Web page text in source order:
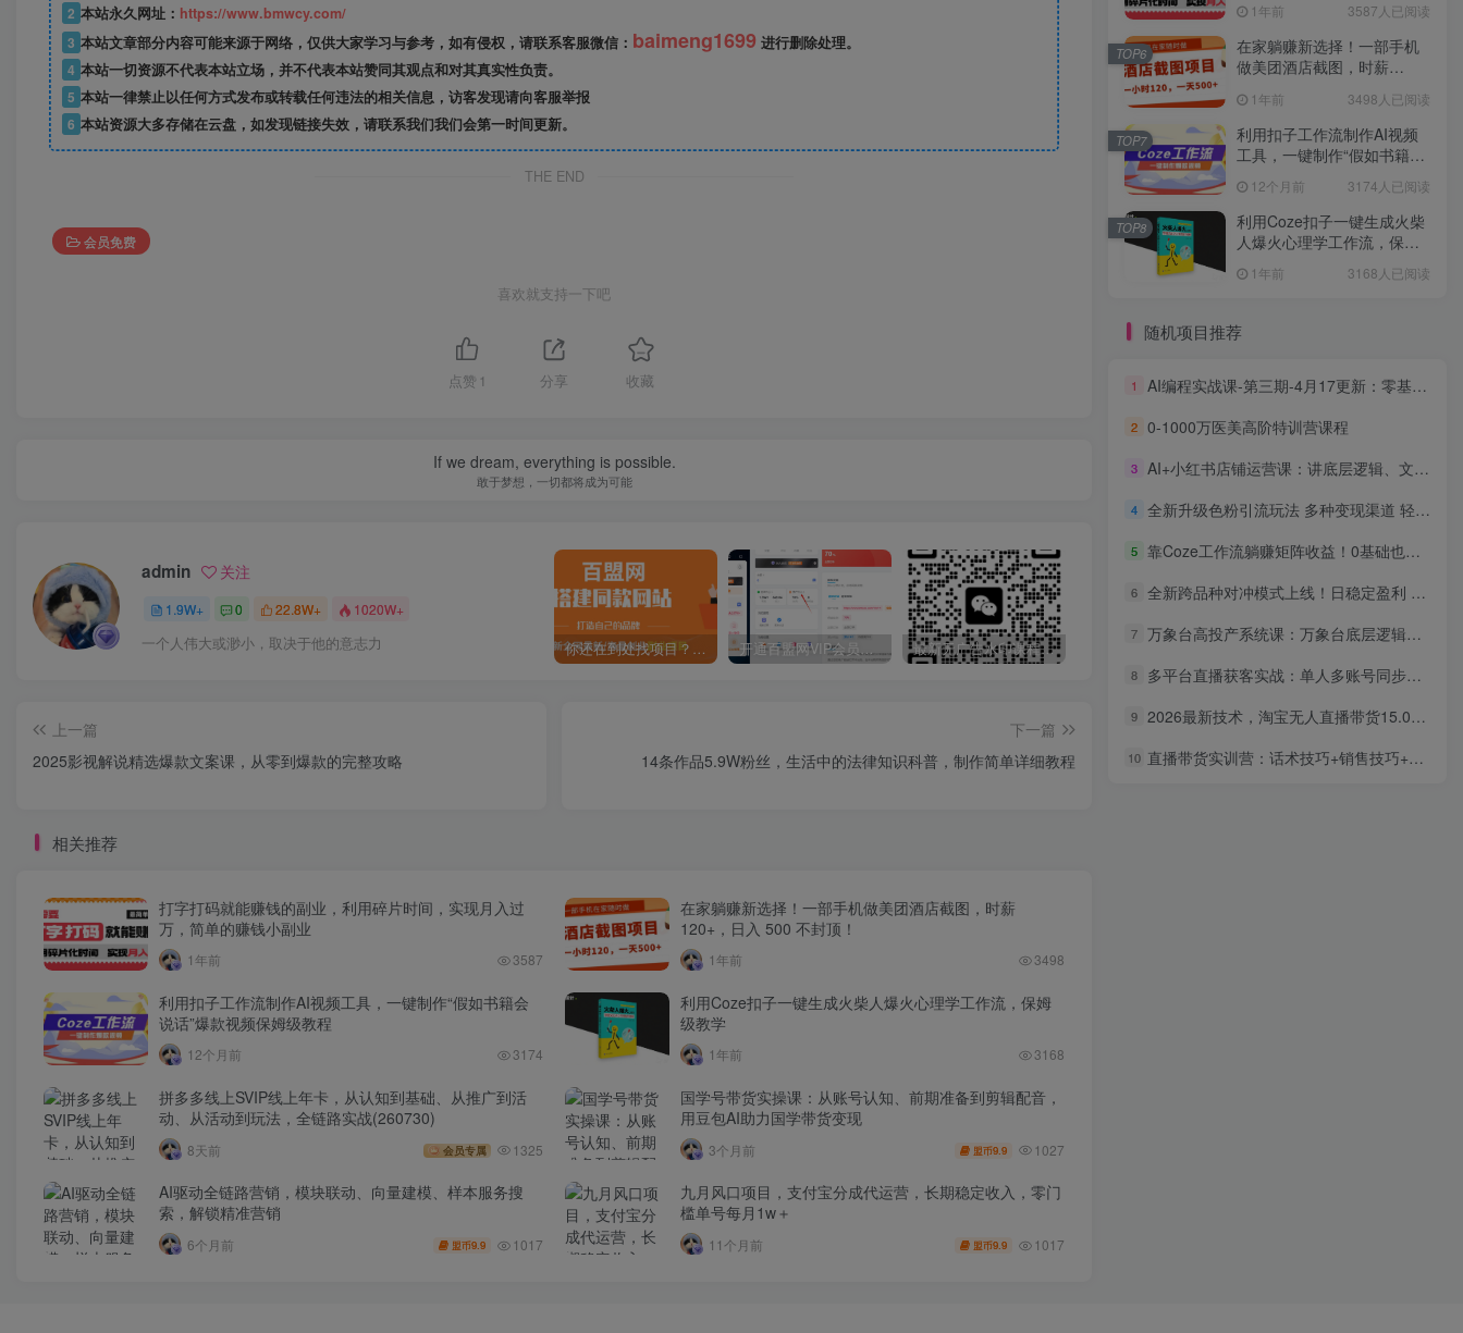
2 本站永久网址： https://www.bmwcy.com/
3 本站文章部分内容可能来源于网络，仅供大家学习与参考，如有侵权，请联系客服微信： baimeng1699 进行删除处理。
4 本站一切资源不代表本站立场，并不代表本站赞同其观点和对其真实性负责。
5 本站一律禁止以任何方式发布或转载任何违法的相关信息，访客发现请向客服举报
6 本站资源大多存储在云盘，如发现链接失效，请联系我们我们会第一时间更新。
THE END
会员免费
喜欢就支持一下吧
点赞 1 分享 收藏
If we dream, everything is possible.
敢于梦想，一切都将成为可能
admin 关注
1.9W+ 0 22.8W+ 1020W+
一个人伟大或渺小，取决于他的意志力 你还在到处找项目？还在当韭菜？我靠卖项目一个月收入5万+，曾经我也是个失败者。 最新无广告水印课程资源 长期更新 免费投稿专区，先看要求在投稿！！！ 打字打码就能赚钱的副业，利用碎片时间，实现月入过万，简单的赚钱小副业
上一篇
2025影视解说精选爆款文案课，从零到爆款的完整攻略
下一篇
14条作品5.9W粉丝，生活中的法律知识科普，制作简单详细教程
相关推荐
打字打码就能赚钱的副业，利用碎片时间，实现月入过
万，简单的赚钱小副业
1年前 3587
在家躺赚新选择！一部手机做美团酒店截图，时薪
120+，日入 500 不封顶！
1年前 3498
利用扣子工作流制作AI视频工具，一键制作“假如书籍会
说话”爆款视频保姆级教程
12个月前 3174
利用Coze扣子一键生成火柴人爆火心理学工作流，保姆
级教学
1年前 3168
拼多多线上SVIP线上年卡，从认知到基础、从推广到活
动、从活动到玩法，全链路实战(260730)
8天前 会员专属 1325
国学号带货实操课：从账号认知、前期准备到剪辑配音，
用豆包AI助力国学带货变现
3个月前 盟币9.9 1027
AI驱动全链路营销，模块联动、向量建模、样本服务搜
索，解锁精准营销
6个月前 盟币9.9 1017
九月风口项目，支付宝分成代运营，长期稳定收入，零门
槛单号每月1w＋
11个月前 盟币9.9 1017
1年前 3587人已阅读
在家躺赚新选择！一部手机
做美团酒店截图，时薪
1年前 3498人已阅读
TOP6
利用扣子工作流制作AI视频
工具，一键制作“假如书籍会
12个月前 3174人已阅读
TOP7
利用Coze扣子一键生成火柴
人爆火心理学工作流，保姆
1年前 3168人已阅读
TOP8
随机项目推荐
1 AI编程实战课-第三期-4月17更新：零基础从创意到变现，覆盖全品类产品开发，把想法变成赚钱项目
2 0-1000万医美高阶特训营课程
3 AI+小红书店铺运营课：讲底层逻辑、文案生成，还有剪辑、上货等实用技巧
4 全新升级色粉引流玩法 多种变现渠道 轻松日入300-500+
5 靠Coze工作流躺赚矩阵收益！0基础也能用AI批量一键自动生成小说推文漫画视频！
6 全新跨品种对冲模式上线！日稳定盈利 2000-6000，合规长久可批量放大
7 万象台高投产系统课：万象台底层逻辑解析 用多计划 多工具配合 投出高投产
8 多平台直播获客实战：单人多账号同步开播，一份时间撬动多渠道精准流量
9 2026最新技术，淘宝无人直播带货15.0，不封号，不违规，公+私玩法，操作简单，日入1000+
10 直播带货实训营：话术技巧+销售技巧+底层数据逻辑 快速开启直播带货之路